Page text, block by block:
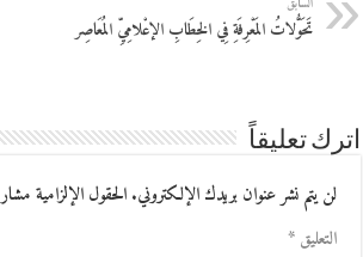
تَحَوُّلاتُ المَعْرِفَةِ فِي الخِطَابِ الإعْلامِيِّ المُعَاصِر
اترك تعليقاً
لن يتم نشر عنوان بريدك الإلكتروني.الحقول الإلزامية مشار
التعليق*